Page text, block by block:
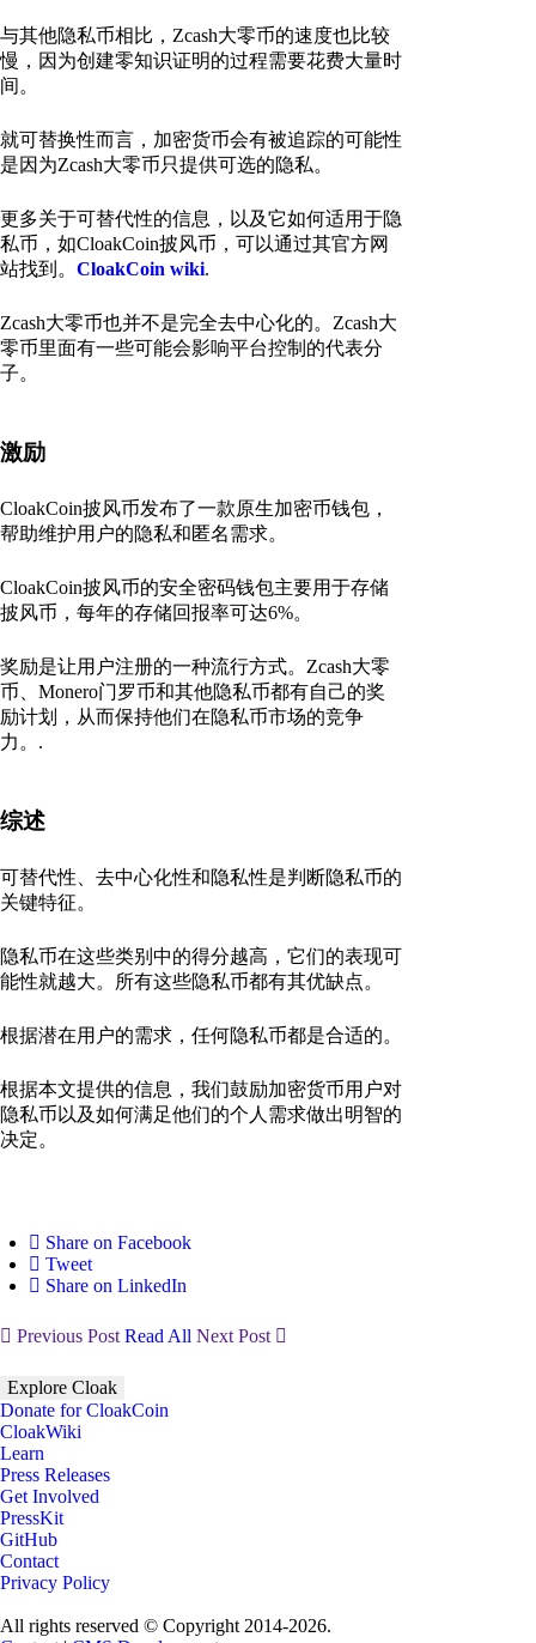
与其他隐私币相比，Zcash大零币的速度也比较
慢，因为创建零知识证明的过程需要花费大量时
间。
就可替换性而言，加密货币会有被追踪的可能性
是因为Zcash大零币只提供可选的隐私。
更多关于可替代性的信息，以及它如何适用于隐
私币，如CloakCoin披风币，可以通过其官方网
站找到。 CloakCoin wiki.
Zcash大零币也并不是完全去中心化的。Zcash大
零币里面有一些可能会影响平台控制的代表分
子。
激励
CloakCoin披风币发布了一款原生加密币钱包，
帮助维护用户的隐私和匿名需求。
CloakCoin披风币的安全密码钱包主要用于存储
披风币，每年的存储回报率可达6%。
奖励是让用户注册的一种流行方式。Zcash大零
币、Monero门罗币和其他隐私币都有自己的奖
励计划，从而保持他们在隐私币市场的竞争
力。.
综述
可替代性、去中心化性和隐私性是判断隐私币的
关键特征。
隐私币在这些类别中的得分越高，它们的表现可
能性就越大。所有这些隐私币都有其优缺点。
根据潜在用户的需求，任何隐私币都是合适的。
根据本文提供的信息，我们鼓励加密货币用户对
隐私币以及如何满足他们的个人需求做出明智的
决定。
Share on Facebook
Tweet
Share on LinkedIn
Previous Post Read All Next Post
Explore Cloak
Donate for CloakCoin
CloakWiki
Learn
Press Releases
Get Involved
PressKit
GitHub
Contact
Privacy Policy
All rights reserved © Copyright 2014-2026.